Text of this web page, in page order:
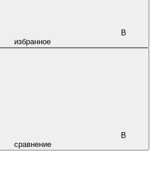
В
избранное
В
сравнение